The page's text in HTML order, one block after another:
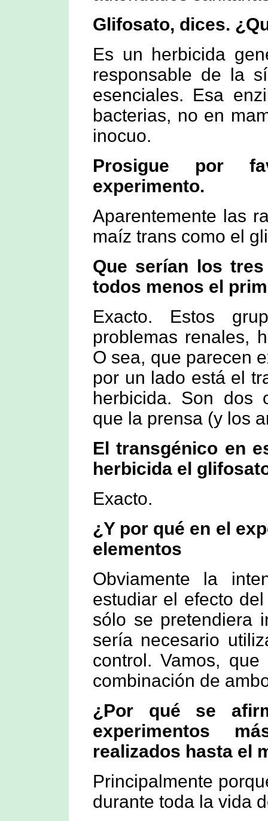
Glifosato, dices.
Es un herbicida
responsable de la
esenciales. Esa
bacterias, no en
inocuo.
Prosigue por
experimento.
Aparentemente las
maíz trans como el
Que serían los
todos menos el
Exacto. Estos
problemas renales,
O sea, que parecen
por un lado está el
herbicida. Son dos
que la prensa (y los
El transgénico en
herbicida el
Exacto.
¿Y por qué en el
elementos
Obviamente la
estudiar el efecto
sólo se pretendiera
sería necesario
control. Vamos,
combinación de
¿Por qué se
experimentos
realizados hasta el
Principalmente
durante toda la vida